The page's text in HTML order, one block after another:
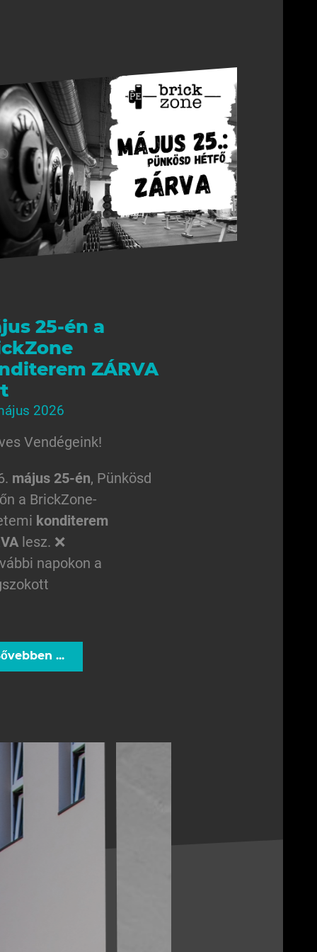
25-én a
ZÁRVA
2026
Vendégeink!
május 25-én, Pünkösd
a BrickZone-
konditerem
lesz. ❌
napokon a
...